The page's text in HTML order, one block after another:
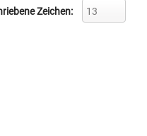
Zeichen: